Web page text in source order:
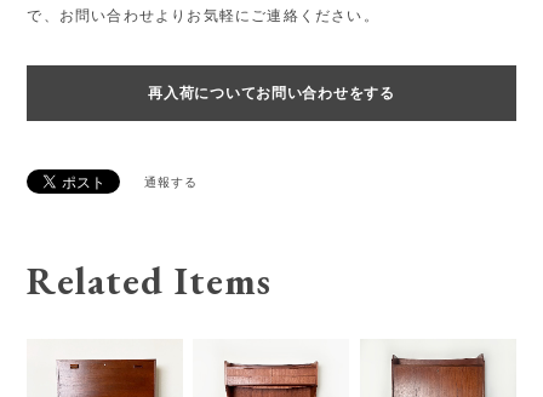
で、お問い合わせよりお気軽にご連絡ください。
再入荷についてお問い合わせをする
通報する
Related Items